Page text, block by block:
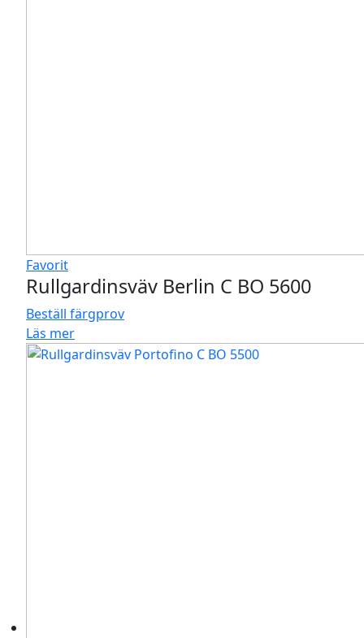
Favorit
Rullgardinsväv Berlin C BO 5600
Beställ färgprov
Läs mer